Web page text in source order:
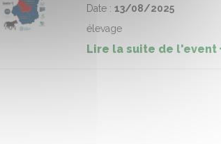
Date :13/08/2025
élevage
Lire la suite de l'event